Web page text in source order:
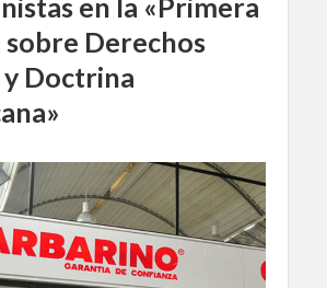
en la «Primera
Derechos
y Doctrina